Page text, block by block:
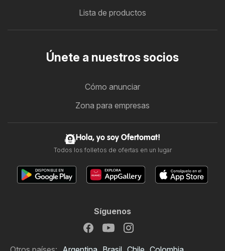
Lista de productos
Únete a nuestros socios
Cómo anunciar
Zona para empresas
Hola, yo soy Ofertomat!
Todos los folletos de ofertas en un lugar
Síguenos